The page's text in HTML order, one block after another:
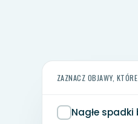
ZAZNACZ OBJAWY,
Nagłe spadki